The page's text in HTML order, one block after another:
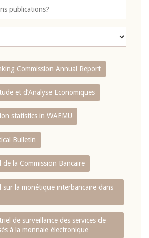
Commission Annual Report
et d’Analyse Economiques
statistics in WAEMU
Bulletin
la Commission Bancaire
sur la monétique interbancaire dans
de surveillance des services de
à la monnaie électronique